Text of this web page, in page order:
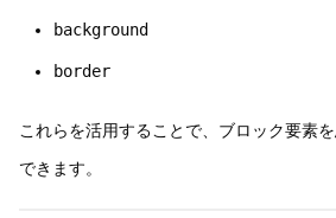
background
border
これらを活用することで、ブロック要素
できます。